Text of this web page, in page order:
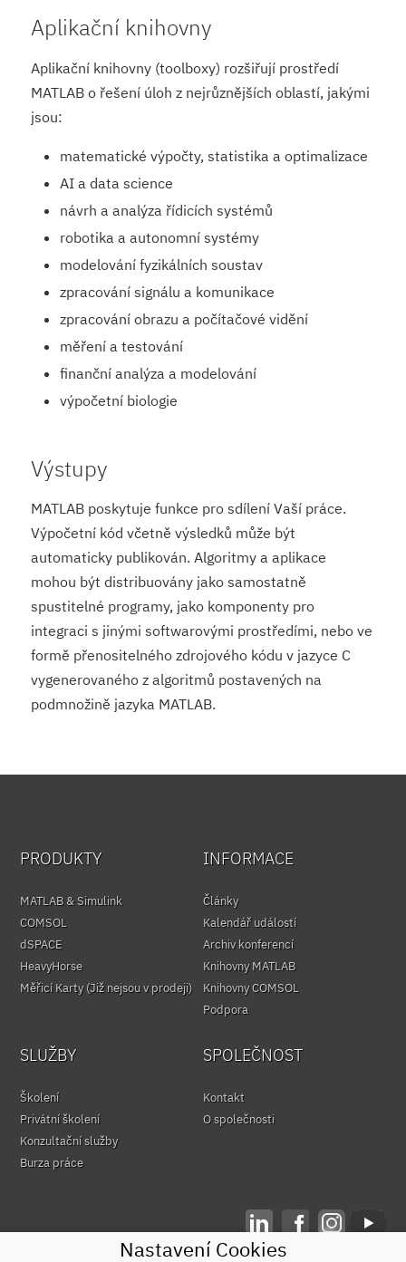
Aplikační knihovny
Aplikační knihovny (toolboxy) rozšiřují prostředí
MATLAB o řešení úloh z nejrůznějších oblastí, jakými
jsou:
matematické výpočty, statistika a optimalizace
AI a data science
návrh a analýza řídicích systémů
robotika a autonomní systémy
modelování fyzikálních soustav
zpracování signálu a komunikace
zpracování obrazu a počítačové vidění
měření a testování
finanční analýza a modelování
výpočetní biologie
Výstupy
MATLAB poskytuje funkce pro sdílení Vaší práce.
Výpočetní kód včetně výsledků může být
automaticky publikován. Algoritmy a aplikace
mohou být distribuovány jako samostatně
spustitelné programy, jako komponenty pro
integraci s jinými softwarovými prostředími, nebo ve
formě přenositelného zdrojového kódu v jazyce C
vygenerovaného z algoritmů postavených na
podmnožině jazyka MATLAB.
Nastavení Cookies
PRODUKTY
MATLAB & Simulink
COMSOL
dSPACE
HeavyHorse
Měřicí Karty (Již nejsou v prodeji)
INFORMACE
Články
Kalendář událostí
Archiv konferencí
Knihovny MATLAB
Knihovny COMSOL
Podpora
SLUŽBY
Školení
Privátní školení
Konzultační služby
Burza práce
SPOLEČNOST
Kontakt
O společnosti